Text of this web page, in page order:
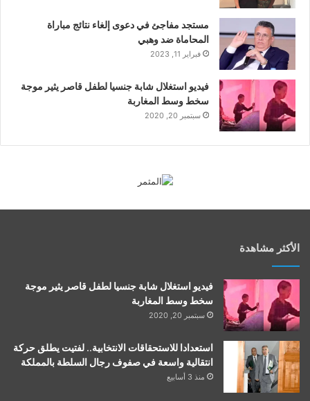
مستجد مفاجئ في دعوى إلغاء نتائج مباراة
المحاماة ضد وهبي
فبراير 11, 2023
فيديو استغلال شابة جنسيا لطفل قاصر يثير موجة
سخط وسط المغاربة
سبتمبر 20, 2020
الأكثر مشاهدة
فيديو استغلال شابة جنسيا لطفل قاصر يثير موجة
سخط وسط المغاربة
سبتمبر 20, 2020
استعدادا للاستحقاقات الانتخابية.. لفتيت يطلق حركة
انتقالية واسعة في صفوف رجال السلطة بالمملكة
منذ 3 أسابيع